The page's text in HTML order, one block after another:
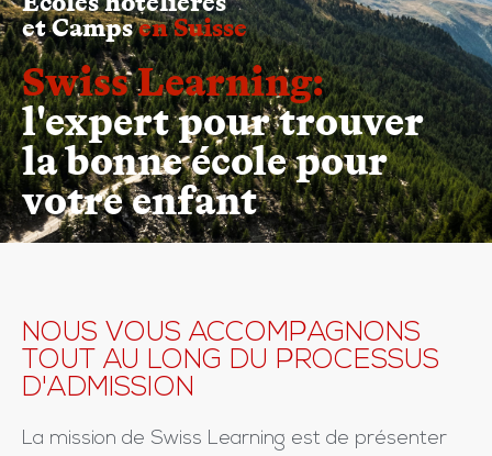
et Campsen Suisse
Swiss Learning:
l'expert pour trouver
la bonne école pour
votre enfant
NOUS VOUS ACCOMPAGNONS
TOUT AU LONG DU PROCESSUS
D'ADMISSION
La mission de Swiss Learning est de présenter